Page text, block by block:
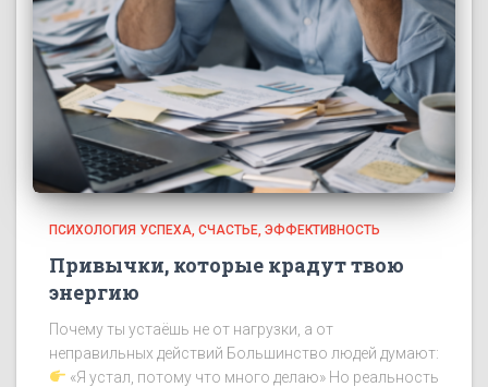
ПСИХОЛОГИЯ УСПЕХА СЧАСТЬЕ ЭФФЕКТИВНОСТЬ
Привычки, которые крадут твою
энергию
Почему ты устаёшь не от нагрузки, а от
неправильных действий Большинство людей думают:
«Я устал, потому что много делаю» Но реальность